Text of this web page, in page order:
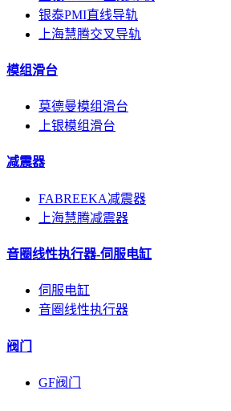
银泰PMI直线导轨
上海慧腾交叉导轨
模组滑台
莫德曼模组滑台
上银模组滑台
减震器
FABREEKA减震器
上海慧腾减震器
音圈线性执行器-伺服电缸
伺服电缸
音圈线性执行器
阀门
GF阀门